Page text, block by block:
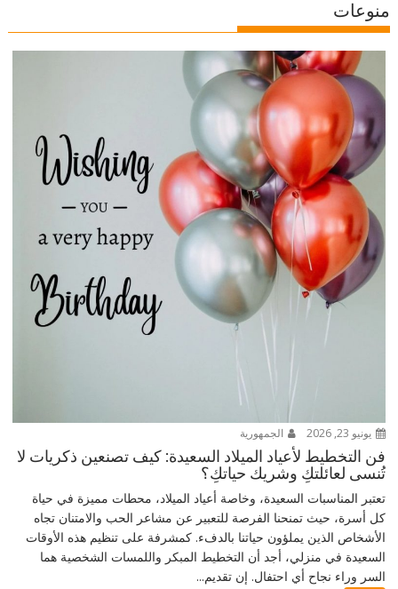
منوعات
يونيو 23, 2026 الجمهورية
فن التخطيط لأعياد الميلاد السعيدة: كيف تصنعين ذكريات لا
تُنسى لعائلتكِ وشريك حياتكِ؟
تعتبر المناسبات السعيدة، وخاصة أعياد الميلاد، محطات مميزة في حياة
كل أسرة، حيث تمنحنا الفرصة للتعبير عن مشاعر الحب والامتنان تجاه
الأشخاص الذين يملؤون حياتنا بالدفء. كمشرفة على تنظيم هذه الأوقات
السعيدة في منزلي، أجد أن التخطيط المبكر واللمسات الشخصية هما
السر وراء نجاح أي احتفال. إن تقديم...